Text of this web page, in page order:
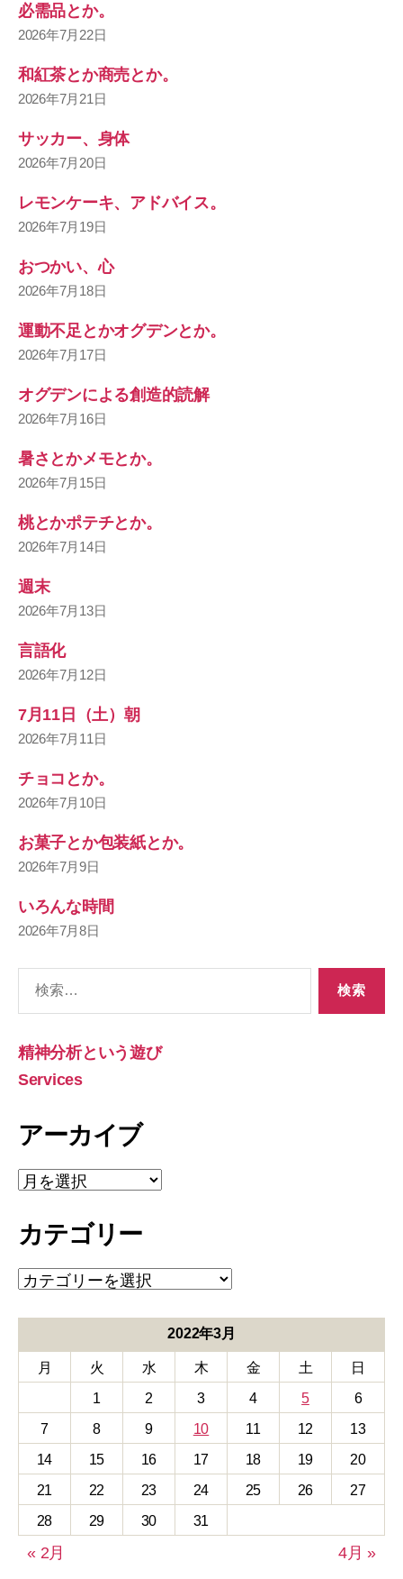
必需品とか。
2026年7月22日
和紅茶とか商売とか。
2026年7月21日
サッカー、身体
2026年7月20日
レモンケーキ、アドバイス。
2026年7月19日
おつかい、心
2026年7月18日
運動不足とかオグデンとか。
2026年7月17日
オグデンによる創造的読解
2026年7月16日
暑さとかメモとか。
2026年7月15日
桃とかポテチとか。
2026年7月14日
週末
2026年7月13日
言語化
2026年7月12日
7月11日（土）朝
2026年7月11日
チョコとか。
2026年7月10日
お菓子とか包装紙とか。
2026年7月9日
いろんな時間
2026年7月8日
象:
精神分析という遊び
Services
アーカイブ
ア
ー
イ
カテゴリー
カ
テ
ー
2022年3月
月 火 水 木 金 土
日
1
2 3 4 5
6
7
8 9 10 11 12
13
14
15 16 17 18 19
20
21
22 23 24 25 26
27
28
29 30 31
« 2月 4月 »